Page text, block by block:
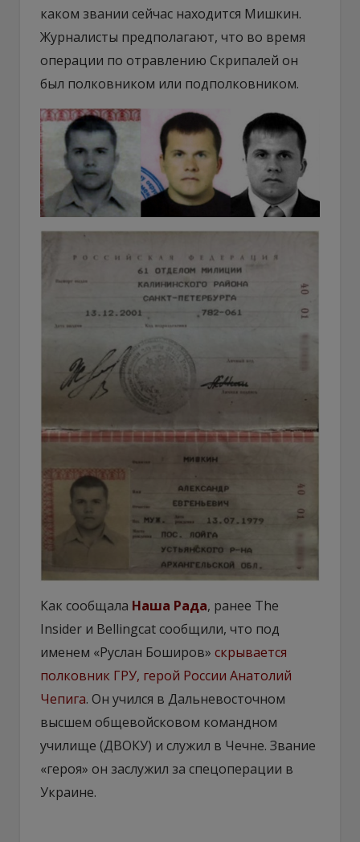
каком звании сейчас находится Мишкин.
Журналисты предполагают, что во время
операции по отравлению Скрипалей он
был полковником или подполковником.
Как сообщала Наша Рада, ранее The
Insider и Bellingcat сообщили, что под
именем «Руслан Боширов» скрывается
полковник ГРУ, герой России Анатолий
Чепига. Он учился в Дальневосточном
высшем общевойсковом командном
училище (ДВОКУ) и служил в Чечне. Звание
«героя» он заслужил за спецоперации в
Украине.